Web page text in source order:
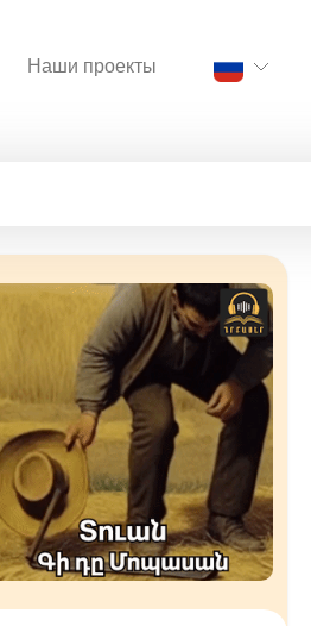
Наши проекты